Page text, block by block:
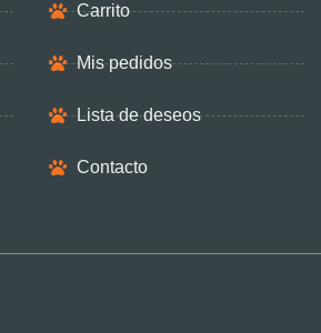
Carrito
Mis pedidos
Lista de deseos
Contacto